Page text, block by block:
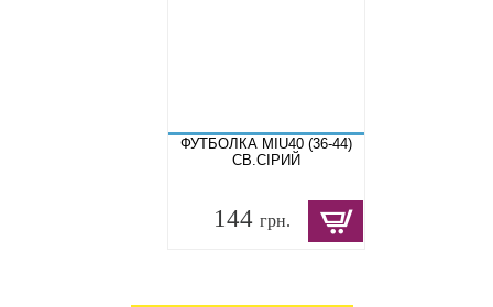
ФУТБОЛКА MIU40 (36-44)
СВ.СІРИЙ
144 грн.